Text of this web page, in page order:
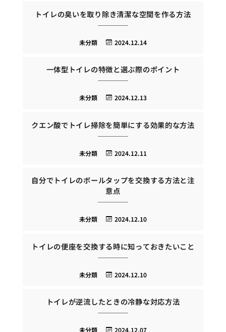
トイレの臭いを取り除き清潔な空間を作る方法
2024.12.14
未分類
一体型トイレの特徴と選ぶ際のポイント
2024.12.13
未分類
クエン酸でトイレ掃除を簡単にする効果的な方法
2024.12.11
未分類
自分でトイレのボールタップを交換する方法と注
意点
2024.12.10
未分類
トイレの便座を交換する時に知っておきたいこと
2024.12.10
未分類
トイレが逆流したときの冷静な対応方法
2024.12.07
未分類